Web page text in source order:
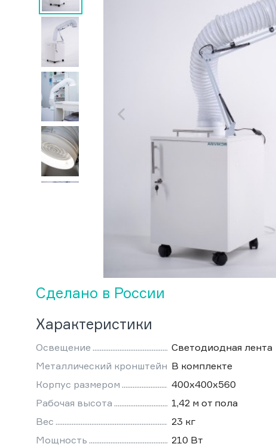
Сделано в России
Характеристики
Освещение
Светодиодная лента
Металлический кронштейн В комплекте
Корпус размером
400х400х560
Рабочая высота
1,42 м от пола
Вес
23 кг
Мощность
210 Вт